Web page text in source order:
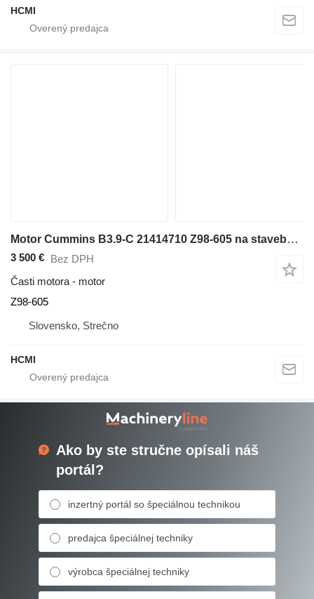
HCMI
Motor Cummins B3.9-C 21414710 Z98-605 na stavebného stroja
3 500 € Bez DPH
Časti motora - motor
Z98-605
Slovensko, Strečno
HCMI
Ako by ste stručne opísali náš
portál?
inzertný portál so špeciálnou technikou
predajca špeciálnej techniky
výrobca špeciálnej techniky